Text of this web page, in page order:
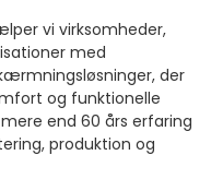
vi virksomheder,
med
der
og funktionelle
end 60 års erfaring
produktion og